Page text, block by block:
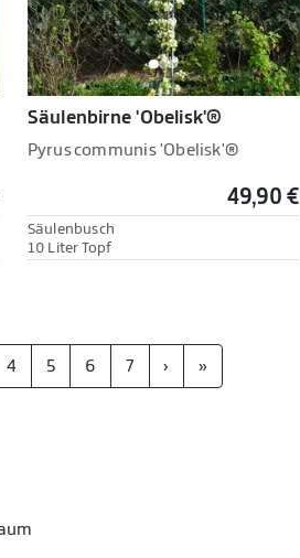
Säulenbirne 'Obelisk'®
Pyrus communis 'Obelisk'®
49,90 €
Säulenbusch
10 Liter Topf
4 5 6 7 › »